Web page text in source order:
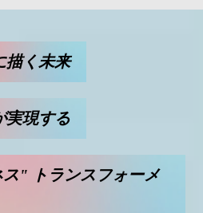
描く未来
実現する
" トランスフォーメ